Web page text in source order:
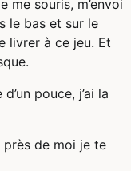
souris, m’envoi
le bas et sur le
livrer à ce jeu. Et
pouce, j’ai la
près de moi je te